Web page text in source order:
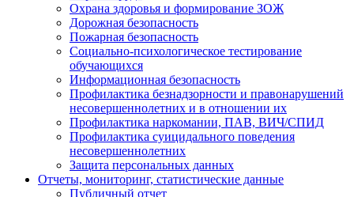
Охрана здоровья и формирование ЗОЖ
Дорожная безопасность
Пожарная безопасность
Социально-психологическое тестирование
обучающихся
Информационная безопасность
Профилактика безнадзорности и правонарушений
несовершеннолетних и в отношении их
Профилактика наркомании, ПАВ, ВИЧ/СПИД
Профилактика суицидального поведения
несовершеннолетних
Защита персональных данных
Отчеты, мониторинг, статистические данные
Публичный отчет